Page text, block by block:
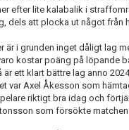
efter lite kalabalik i
dels att plocka ut något från
är i grunden inget dåligt lag
kostar poäng på löpande
ett klart bättre lag anno
var Axel Åkesson som
riktigt bra idag och
som försökte